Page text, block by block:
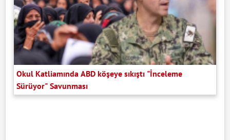
Okul Katliamında ABD köşeye sıkıştı "İnceleme
Sürüyor" Savunması